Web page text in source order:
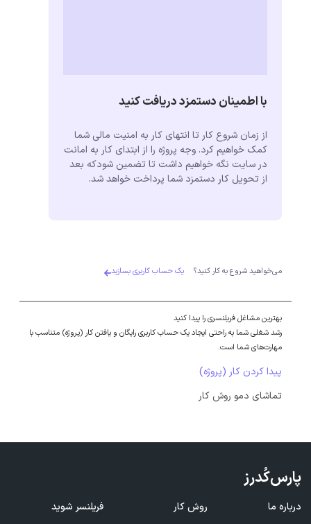
با اطمینان دستمزد دریافت کنید
از زمان شروع کار تا انتهای کار به امنیت مالی شما
کمک خواهیم کرد. وجه پروژه را از ابتدای کار به امانت
در سایت نگه خواهیم داشت تا تضمین شودکه بعد
از تحویل کار دستمزد شما پرداخت خواهد شد.
می‌خواهید شروع به کار کنید؟ یک حساب کاربری بسازید
بهترین مشاغل فریلنسری را پیدا کنید
رشد شغلی شما به راحتی ایجاد یک حساب کاربری رایگان و یافتن کار (پروژه) متناسب با
مهارت‌های شما است.
پیدا کردن کار (پروژه)
تماشای دمو روش کار
پارس‌کُدرز
درباره ما روش کار
فریلنسر شوید